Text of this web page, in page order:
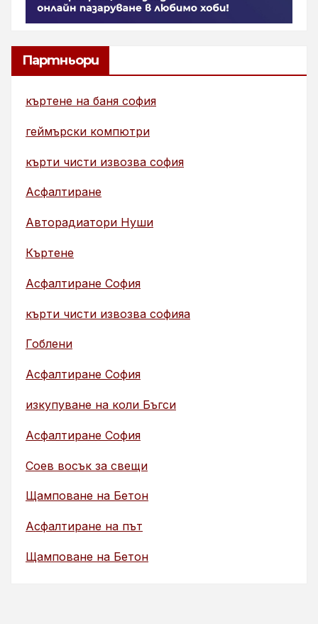
Партньори
къртене на баня софия
геймърски компютри
кърти чисти извозва софия
Асфалтиране
Авторадиатори Нуши
Къртене
Асфалтиране София
кърти чисти извозва софияа
Гоблени
Асфалтиране София
изкупуване на коли Бъгси
Асфалтиране София
Соев восък за свещи
Щамповане на Бетон
Асфалтиране на път
Щамповане на Бетон